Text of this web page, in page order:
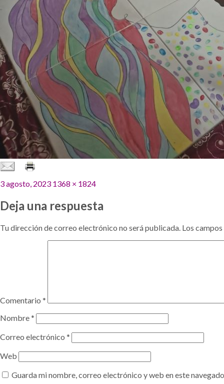
Publicado
3 agosto, 2023 Tamaño
1368 × 1824
Deja una respuesta
Tu dirección de correo electrónico no será publicada. Los
Comentario *
Nombre*
Correo electrónico *
Web
Guarda mi nombre, correo electrónico y web en este